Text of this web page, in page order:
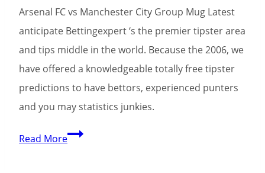
Arsenal FC vs Manchester City Group Mug Latest
anticipate Bettingexpert ‘s the premier tipster area
and tips middle in the world. Because the 2006, we
have offered a knowledgeable totally free tipster
predictions to have bettors, experienced punters
and you may statistics junkies.
Read MoreSports